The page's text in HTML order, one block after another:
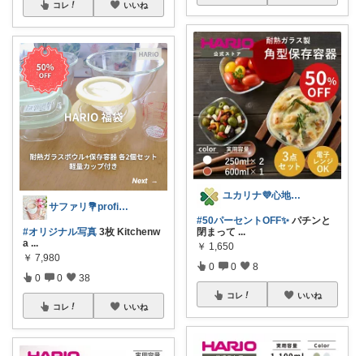
コレ いいね
サファリ‎💐profileにてお礼
#オリジナル写真 3枚 Kitchenw
a ...
￥ 7,980
0 0 38
コレ いいね
ユカリナ💜心地よい暮らしナチュラル🌿
#50パーセントOFF✨ パチンと
閉まって ...
￥ 1,650
0 0 8
コレ いいね